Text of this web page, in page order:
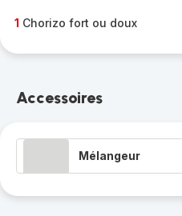
1 Chorizo fort ou doux
Accessoires
Mélangeur